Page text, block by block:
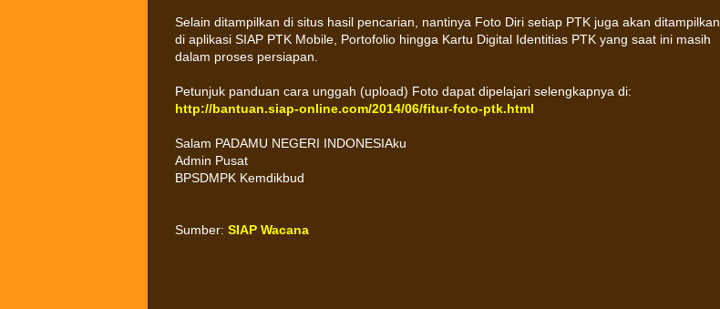
Selain ditampilkan di situs hasil pencarian, nantinya Foto Diri setiap PTK juga akan ditampilkan
di aplikasi SIAP PTK Mobile, Portofolio hingga Kartu Digital Identitias PTK yang saat ini masih
dalam proses persiapan.
Petunjuk panduan cara unggah (upload) Foto dapat dipelajari selengkapnya di:
http://bantuan.siap-online.com/2014/06/fitur-foto-ptk.html
Salam PADAMU NEGERI INDONESIAku
Admin Pusat
BPSDMPK Kemdikbud
Sumber: SIAP Wacana